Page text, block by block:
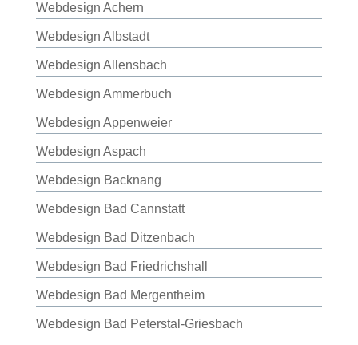
Webdesign Achern
Webdesign Albstadt
Webdesign Allensbach
Webdesign Ammerbuch
Webdesign Appenweier
Webdesign Aspach
Webdesign Backnang
Webdesign Bad Cannstatt
Webdesign Bad Ditzenbach
Webdesign Bad Friedrichshall
Webdesign Bad Mergentheim
Webdesign Bad Peterstal-Griesbach